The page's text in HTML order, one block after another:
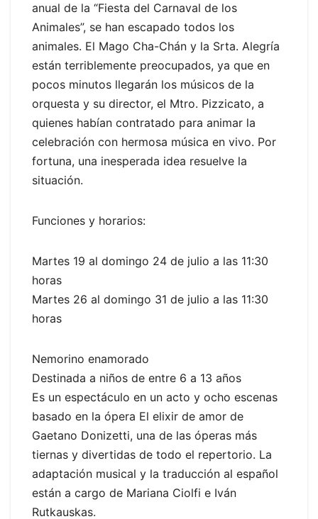
anual de la “Fiesta del Carnaval de los
Animales”, se han escapado todos los
animales. El Mago Cha-Chán y la Srta. Alegría
están terriblemente preocupados, ya que en
pocos minutos llegarán los músicos de la
orquesta y su director, el Mtro. Pizzicato, a
quienes habían contratado para animar la
celebración con hermosa música en vivo. Por
fortuna, una inesperada idea resuelve la
situación.
Funciones y horarios:
Martes 19 al domingo 24 de julio a las 11:30
horas
Martes 26 al domingo 31 de julio a las 11:30
horas
Nemorino enamorado
Destinada a niños de entre 6 a 13 años
Es un espectáculo en un acto y ocho escenas
basado en la ópera El elixir de amor de
Gaetano Donizetti, una de las óperas más
tiernas y divertidas de todo el repertorio. La
adaptación musical y la traducción al español
están a cargo de Mariana Ciolfi e Iván
Rutkauskas.